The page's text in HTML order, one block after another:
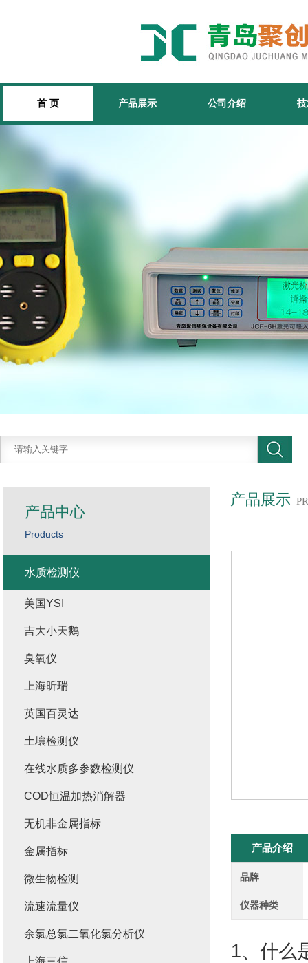
首 页 产品展示 公司介绍
产品展示
产品介绍
品牌
仪器种类
1、什么
产品中心
Products
水质检测仪
美国YSI
吉大小天鹅
臭氧仪
上海昕瑞
英国百灵达
土壤检测仪
在线水质多参数检测仪
COD恒温加热消解器
无机非金属指标
金属指标
微生物检测
流速流量仪
余氯总氯二氧化氯分析仪